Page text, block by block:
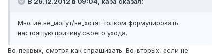
В 26.12.2012 в 09:04, kapa сказал:
Многие не_могут/не_хотят толком формулировать
настоящую причину своего ухода.
Во-первых, смотря как спрашивать. Во-вторых, если не